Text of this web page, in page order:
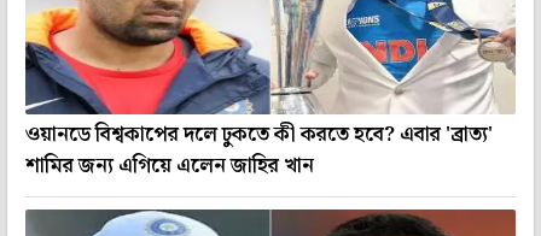
ওয়ানডে বিশ্বকাপের দলে ঢুকতে কী করতে হবে? এবার 'ব্রাত্য'
শামির জন্য এগিয়ে এলেন জাহির খান